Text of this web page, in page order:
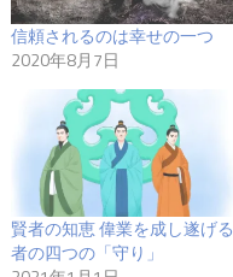
信頼されるのは幸せの一つ
2020年8月7日
賢者の知恵 偉業を成し遂げる
者の四つの「守り」